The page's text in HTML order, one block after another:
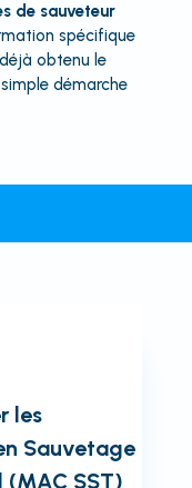
de sauveteur
spécifique
obtenu le
démarche
les
Sauvetage
(MAC SST)